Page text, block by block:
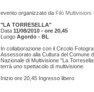
evento organizzato da Filò Multivisioni
"LA TORRESELLA"
Data 11/08/2010 - ore 20,45
Luogo Agordo - BL
In collaborazione con il Circolo
Assessorato alla Cultura del Comune
Nazionale di Multivisione "La
terrà uno spettacolo di multivisione.
Inizio ore 20,45 Ingresso libero